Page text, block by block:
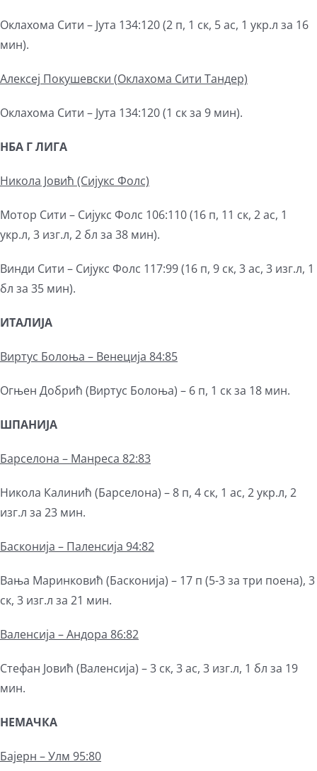
Оклахома Сити – Јута 134:120 (2 п, 1 ск, 5 ас, 1 укр.л за 16
мин).
Алексеј Покушевски (Оклахома Сити Тандер)
Оклахома Сити – Јута 134:120 (1 ск за 9 мин).
НБА Г ЛИГА
Никола Јовић (Сијукс Фолс)
Мотор Сити – Сијукс Фолс 106:110 (16 п, 11 ск, 2 ас, 1
укр.л, 3 изг.л, 2 бл за 38 мин).
Винди Сити – Сијукс Фолс 117:99 (16 п, 9 ск, 3 ас, 3 изг.л, 1
бл за 35 мин).
ИТАЛИЈА
Виртус Болоња – Венеција 84:85
Огњен Добрић (Виртус Болоња) – 6 п, 1 ск за 18 мин.
ШПАНИЈА
Барселона – Манреса 82:83
Никола Калинић (Барселона) – 8 п, 4 ск, 1 ас, 2 укр.л, 2
изг.л за 23 мин.
Басконија – Паленсија 94:82
Вања Маринковић (Басконија) – 17 п (5-3 за три поена), 3
ск, 3 изг.л за 21 мин.
Валенсија – Андора 86:82
Стефан Јовић (Валенсија) – 3 ск, 3 ас, 3 изг.л, 1 бл за 19
мин.
НЕМАЧКА
Бајерн – Улм 95:80